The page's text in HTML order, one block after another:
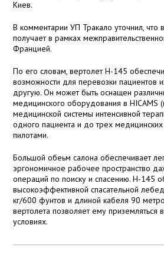
Киев.
В комментарии УП Тракало уточнил, что
получает в рамках
Францией.
По его словам, вертолет Н-145
возможности для перевозки пациентов
другую. Он может быть оснащен
медицинского оборудования в HICAMS
медицинской системы интенсивной
одного пациента и до трех
пилотами.
Большой обеьм салона обеспечивает
эргономичное рабочее пространство
операций по поиску и спасению. Н-145
высокоэффективной спасательной
кг/600 фунтов и длиной кабеля 90
вертолета позволяет ему приземляться
условиях.